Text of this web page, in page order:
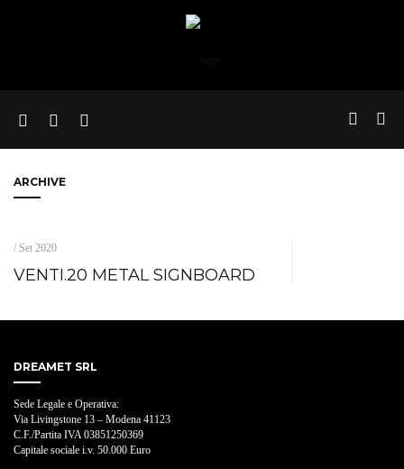
ARCHIVE
/ Set 2020
VENTI.20 METAL SIGNBOARD
DREAMET SRL
Sede Legale e Operativa:
Via Livingstone 13 – Modena 41123
C.F./Partita IVA 03851250369
Capitale sociale i.v. 50.000 Euro